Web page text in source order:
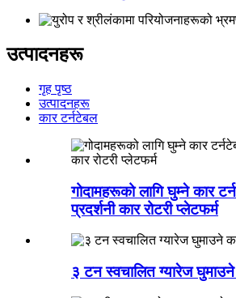
उत्पादनहरू
गृह पृष्ठ
उत्पादनहरू
कार टर्नटेबल
गोदामहरूको लागि घुम्ने कार
प्रदर्शनी कार रोटरी प्लेटफर्म
३ टन स्वचालित ग्यारेज